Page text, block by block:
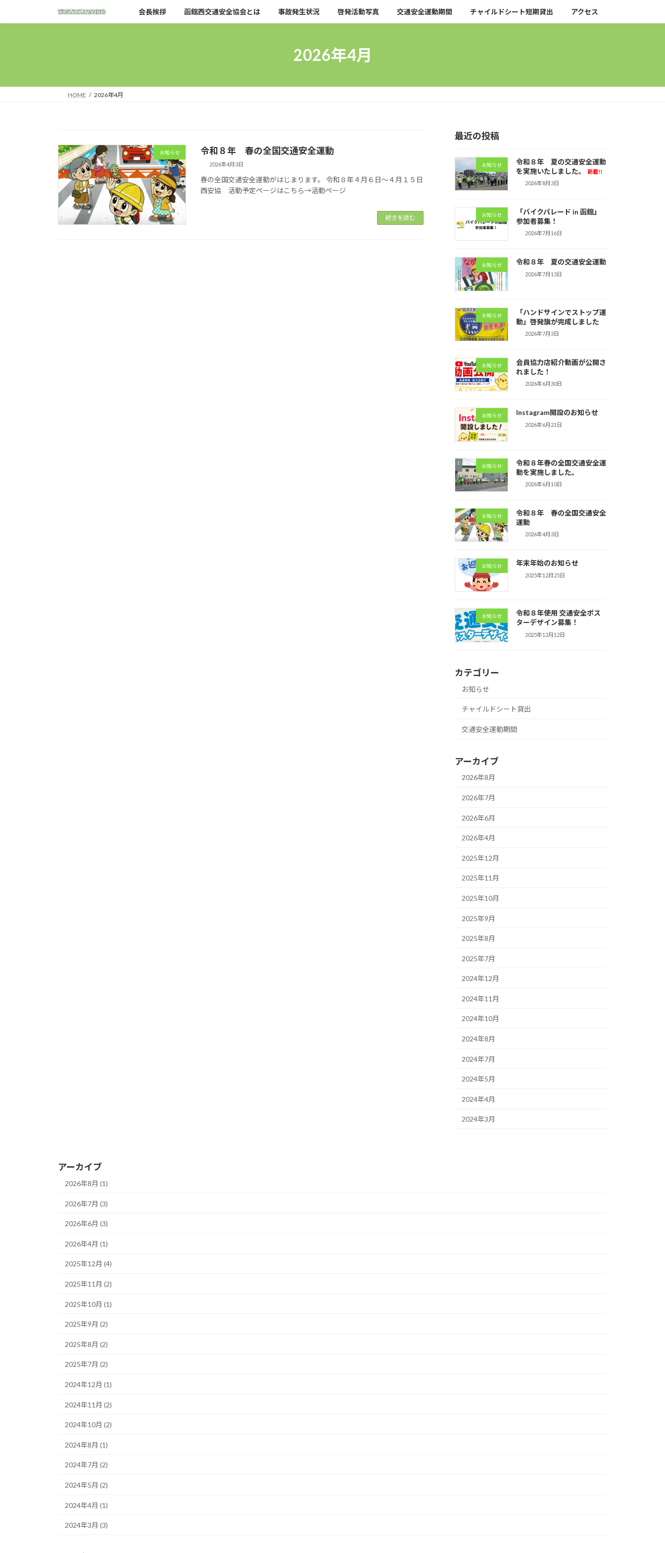
キ
に
会長挨拶 函館西交通安全協会とは 事故発生状況 啓発活動写真 交通安全運動期間 チャイルドシート短期貸出 アクセス
2026年4月
HOME 2026年4月
お知らせ 令和８年 春の全国交通安全運動
2026年4月3日
春の全国交通安全運動がはじまります。 令和８年４月６日～４月１５日
西安協 活動予定ページはこちら→活動ページ
続きを読む
最近の投稿
お知らせ
令和８年 夏の交通安全運動
を実施いたしました。
新着!!
2026年8月3日
お知らせ
「バイクパレード in 函館」
参加者募集！
2026年7月16日
お知らせ 令和８年 夏の交通安全運動
2026年7月13日
お知らせ
「ハンドサインでストップ運
動」啓発旗が完成しました
2026年7月3日
お知らせ
会員協力店紹介動画が公開さ
れました！
2026年6月30日
お知らせ Instagram開設のお知らせ
2026年6月21日
お知らせ
令和８年春の全国交通安全運
動を実施しました。
2026年6月10日
お知らせ
令和８年 春の全国交通安全
運動
2026年4月3日
お知らせ 年末年始のお知らせ
2025年12月25日
お知らせ
令和８年使用 交通安全ポス
ターデザイン募集！
2025年12月12日
カテゴリー
お知らせ
チャイルドシート貸出
交通安全運動期間
アーカイブ
2026年8月
2026年7月
2026年6月
2026年4月
2025年12月
2025年11月
2025年10月
2025年9月
2025年8月
2025年7月
2024年12月
2024年11月
2024年10月
2024年8月
2024年7月
2024年5月
2024年4月
2024年3月
アーカイブ
2026年8月 (1)
2026年7月 (3)
2026年6月 (3)
2026年4月 (1)
2025年12月 (4)
2025年11月 (2)
2025年10月 (1)
2025年9月 (2)
2025年8月 (2)
2025年7月 (2)
2024年12月 (1)
2024年11月 (2)
2024年10月 (2)
2024年8月 (1)
2024年7月 (2)
2024年5月 (2)
2024年4月 (1)
2024年3月 (3)